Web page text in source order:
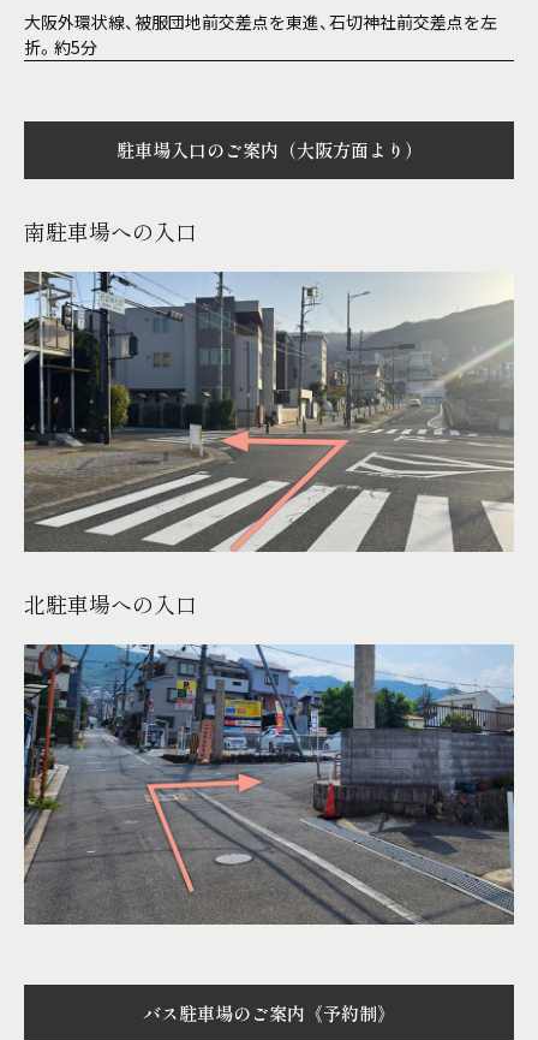
大阪外環状線、被服団地前交差点を東進、石切神社前交差点を左
折。約5分
駐車場入口のご案内（大阪方面より）
南駐車場への入口
北駐車場への入口
バス駐車場のご案内《予約制》